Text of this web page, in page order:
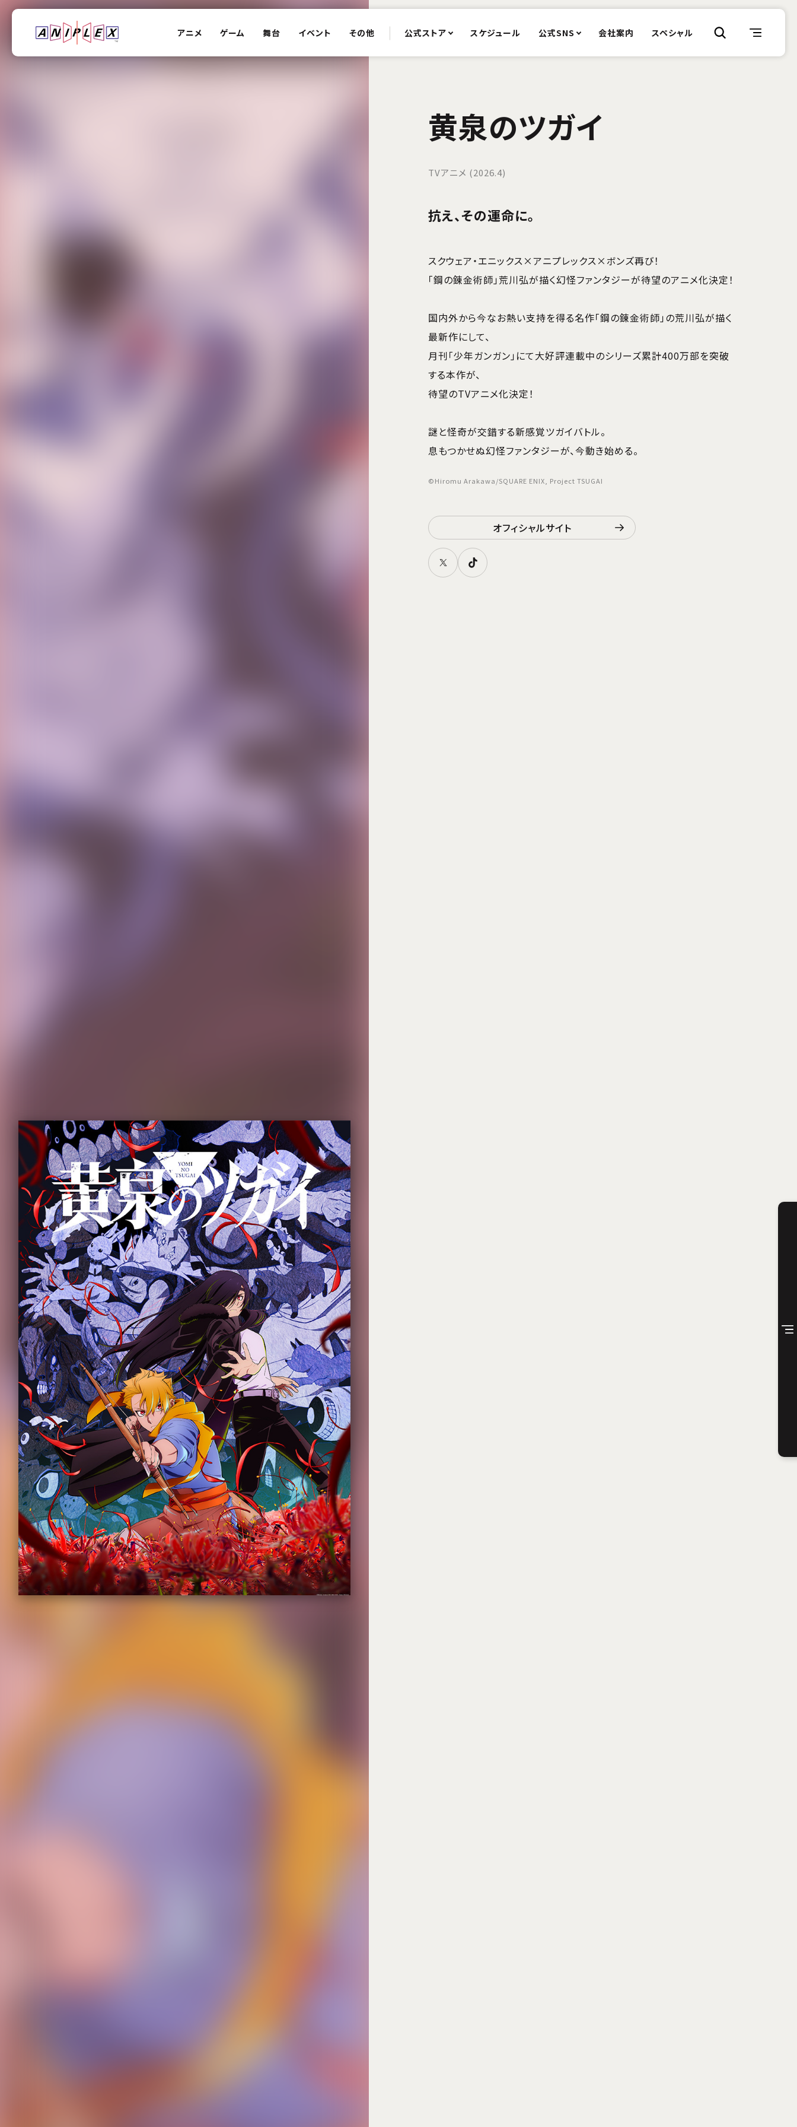
アニメ ゲーム 舞台 イベント その他 公式ストア スケジュール 公式SNS 会社案内 スペシャル
黄泉のツガイ
TVアニメ (2026.4)
抗え、その運命に。
スクウェア・エニックス×アニプレックス×ボンズ再び！
「鋼の錬金術師」荒川弘が描く幻怪ファンタジーが待望のアニメ化決定！
国内外から今なお熱い支持を得る名作「鋼の錬金術師」の荒川弘が描く
最新作にして、
月刊「少年ガンガン」にて大好評連載中のシリーズ累計400万部を突破
する本作が、
待望のTVアニメ化決定！
謎と怪奇が交錯する新感覚ツガイバトル。
息もつかせぬ幻怪ファンタジーが、今動き始める。
©Hiromu Arakawa/SQUARE ENIX, Project TSUGAI
オフィシャルサイト